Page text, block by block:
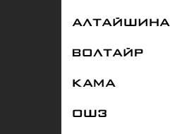
АЛТАЙШИНА
ВОЛТАЙР
КАМА
ОШЗ